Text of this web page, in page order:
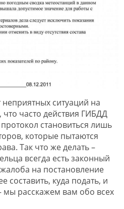
неприятных ситуаций на
часто действия ГИБДД
становиться лишь
которые пытаются
Так что же делать –
всегда есть законный
на постановление
составить, куда подать, и
мы расскажем вам обо всех